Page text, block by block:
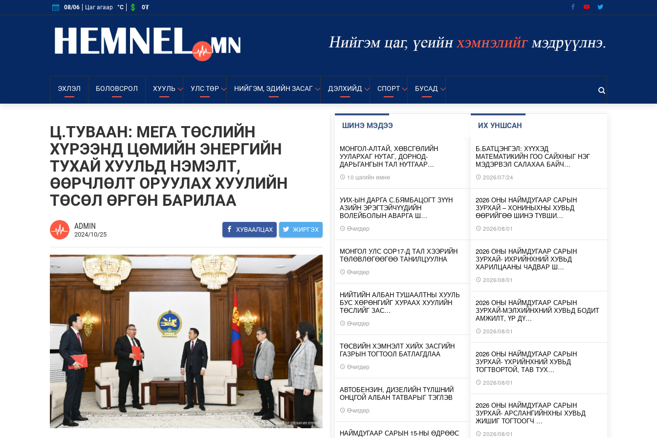
08/06 Цаг агаар °C 0₮
ЭХЛЭЛ БОЛОВСРОЛ ХУУЛЬ УЛС ТӨР НИЙГЭМ, ЭДИЙН ЗАСАГ ДЭЛХИЙД СПОРТ БУСАД
Ц.ТУВААН: МЕГА ТӨСЛИЙН
ХҮРЭЭНД ЦӨМИЙН ЭНЕРГИЙН
ТУХАЙ ХУУЛЬД НЭМЭЛТ,
ӨӨРЧЛӨЛТ ОРУУЛАХ ХУУЛИЙН
ТӨСӨЛ ӨРГӨН БАРИЛАА
ADMIN
2024/10/25
ХУВААЛЦАХ ЖИРГЭХ
ШИНЭ МЭДЭЭ
МОНГОЛ-АЛТАЙ, ХӨВСГӨЛИЙН
УУЛАРХАГ НУТАГ, ДОРНОД-
ДАРЬГАНГЫН ТАЛ НУТГААР…
10 цагийн өмнө
УИХ-ЫН ДАРГА С.БЯМБАЦОГТ ЗҮҮН
АЗИЙН ЭРЭГТЭЙЧҮҮДИЙН
ВОЛЕЙБОЛЫН АВАРГА Ш…
Өчигдөр
МОНГОЛ УЛС COP17-Д ТАЛ ХЭЭРИЙН
ТӨЛӨВЛӨГӨӨГӨӨ ТАНИЛЦУУЛНА
Өчигдөр
НИЙТИЙН АЛБАН ТУШААЛТНЫ ХУУЛЬ
БУС ХӨРӨНГИЙГ ХУРААХ ХУУЛИЙН
ТӨСЛИЙГ ЗАС…
Өчигдөр
ТӨСВИЙН ХЭМНЭЛТ ХИЙХ ЗАСГИЙН
ГАЗРЫН ТОГТООЛ БАТЛАГДЛАА
Өчигдөр
АВТОБЕНЗИН, ДИЗЕЛИЙН ТҮЛШНИЙ
ОНЦГОЙ АЛБАН ТАТВАРЫГ ТЭГЛЭВ
Өчигдөр
НАЙМДУГААР САРЫН 15-НЫ ӨДРӨӨС
ИХ УНШСАН
Б.БАТЦЭНГЭЛ: ХҮҮХЭД
МАТЕМАТИКИЙН ГОО САЙХНЫГ НЭГ
МЭДЭРВЭЛ САЛАХАА БАЙЧ…
2026/07/24
2026 ОНЫ НАЙМДУГААР САРЫН
ЗУРХАЙ – ХОНИНЫХНЫ ХУВЬД
ӨӨРИЙГӨӨ ШИНЭ ТҮВШИ…
2026/08/01
2026 ОНЫ НАЙМДУГААР САРЫН
ЗУРХАЙ- ИХРИЙНХНИЙ ХУВЬД
ХАРИЛЦААНЫ ЧАДВАР Ш…
2026/08/01
2026 ОНЫ НАЙМДУГААР САРЫН
ЗУРХАЙ-МЭЛХИЙНХНИЙ ХУВЬД БОДИТ
АМЖИЛТ, ҮР ДҮ…
2026/08/01
2026 ОНЫ НАЙМДУГААР САРЫН
ЗУРХАЙ- ҮХРИЙНХНИЙ ХУВЬД
ТОГТВОРТОЙ, ТАВ ТУХ…
2026/08/01
2026 ОНЫ НАЙМДУГААР САРЫН
ЗУРХАЙ- АРСЛАНГИЙНХНЫ ХУВЬД
ЖИШИГ ТОГТООГЧ …
2026/08/01